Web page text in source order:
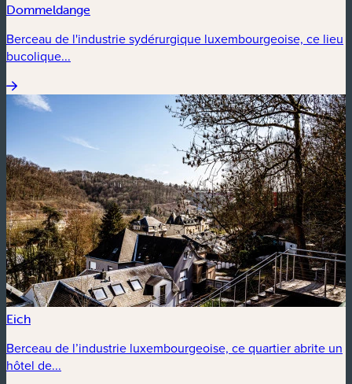
Dommeldange
Berceau de l'industrie sydérurgique luxembourgeoise, ce lieu
bucolique...
Eich
Berceau de l’industrie luxembourgeoise, ce quartier abrite un
hôtel de...